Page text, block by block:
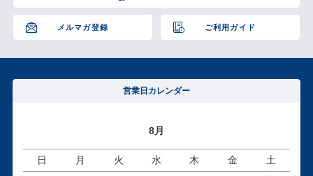
メルマガ登録 ご利用ガイド
へ
営業日カレンダー
8月
日 月 火 水 木 金 土